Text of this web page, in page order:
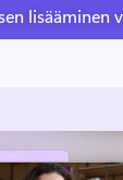
lisääminen